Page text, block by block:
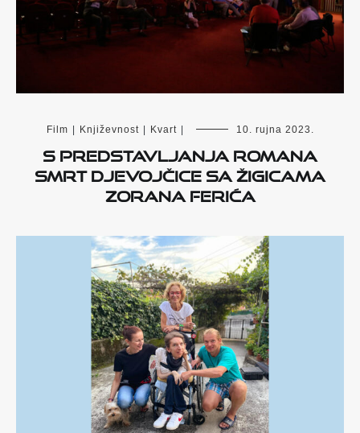
Film | Književnost | Kvart | 10. rujna 2023.
S predstavljanja romana
Smrt djevojčice sa žigicama
Zorana Ferića